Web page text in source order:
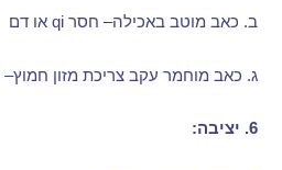
ב. כאב מוטב באכילה– חסרqi או דם
ג. כאב מוחמר עקב צריכת מזון חמוץ–
6. יציבה: